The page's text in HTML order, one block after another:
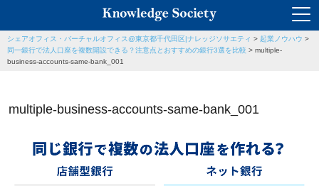
シェアオフィス・バーチャルオフィス@東京都千代田区|ナレッジソサエティ > 起業ノウハウ >
同一銀行で法人口座を複数開設できる？注意点とおすすめの銀行3選を比較 > multiple-
business-accounts-same-bank_001
multiple-business-accounts-same-bank_001